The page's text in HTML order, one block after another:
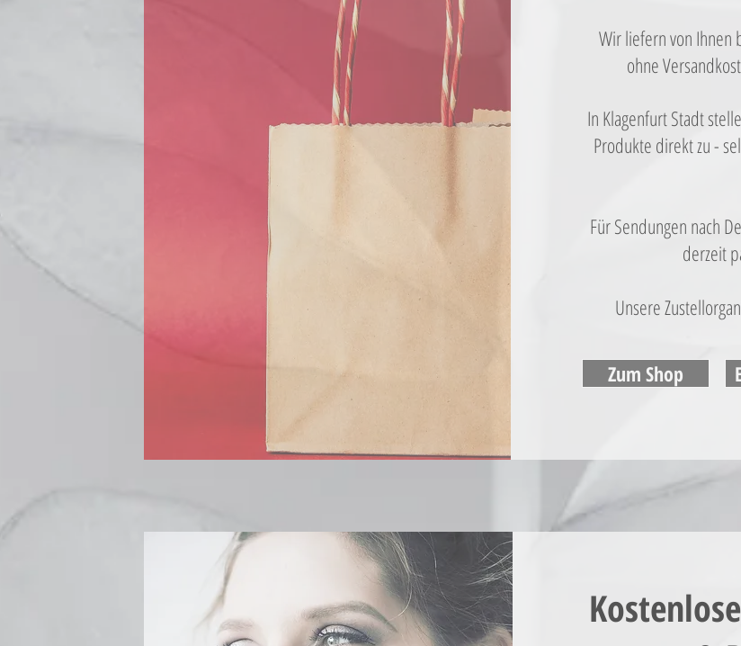
Wir liefern von Ihnen
ohne
In Klagenfurt Stadt
Produkte direkt zu -
Für Sendungen nach
derzeit
Unsere
Zum Shop